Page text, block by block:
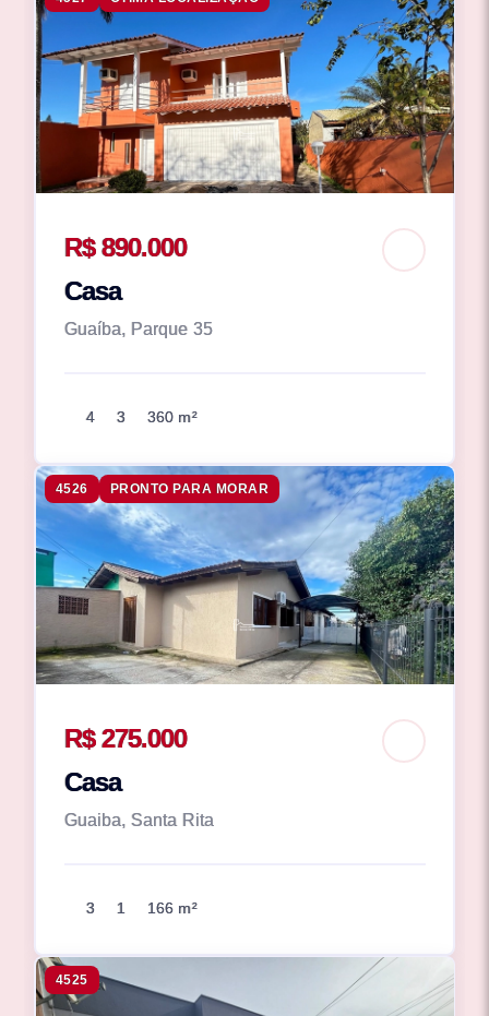
R$ 890.000
Casa
Guaíba, Parque 35
4 3 360 m²
4526 PRONTO PARA MORAR
R$ 275.000
Casa
Guaiba, Santa Rita
3 1 166 m²
4525